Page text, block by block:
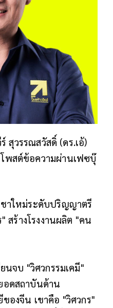
สุวรรณสวัสดิ์ (ดร.เอ้)
พสต์ข้อความผ่านเฟซบุ๊
าใหม่ระดับปริญญาตรี
สร้างโรงงานผลิต "คน
นจบ "วิศวกรรมเคมี"
อดสถาบันด้าน
องจีน เขาคือ "วิศวกร"